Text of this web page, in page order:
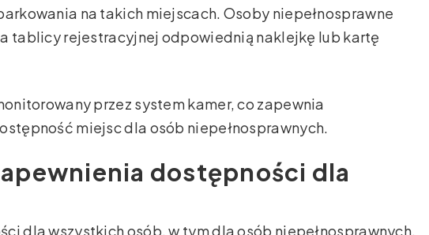
na takich miejscach. Osoby niepełnosprawne
tablicy rejestracyjnej odpowiednią naklejkę lub kartę
przez system kamer, co zapewnia
miejsc dla osób niepełnosprawnych.
dostępności dla
dla wszystkich osób, w tym dla osób niepełnosprawnych,